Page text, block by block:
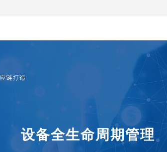
设备全生命周期管理